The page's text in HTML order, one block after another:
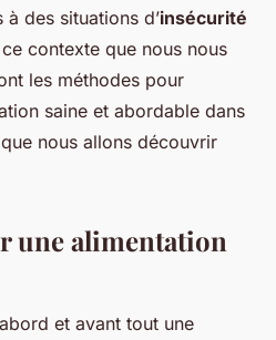
des situations d’insécurité
ce contexte que nous nous
les méthodes pour
saine et abordable dans
nous allons découvrir
une alimentation
et avant tout une